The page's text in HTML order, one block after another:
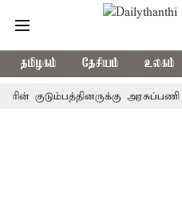
தமிழகம் தேசியம் உலகம்
அரசுப்பணி